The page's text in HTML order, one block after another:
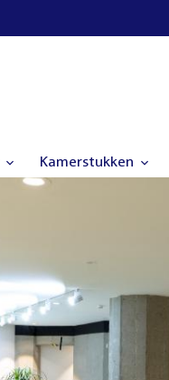
Kamerstukken